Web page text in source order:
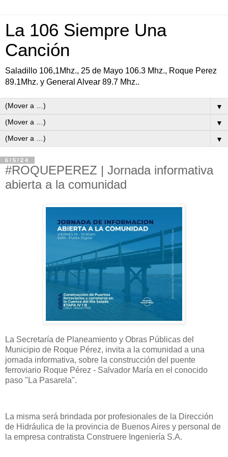
La 106 Siempre Una
Canción
Saladillo 106,1Mhz., 25 de Mayo 106.3 Mhz., Roque Perez
89.1Mhz. y General Alvear 89.7 Mhz..
▼
▼
▼
6/5/24
#ROQUEPEREZ | Jornada informativa
abierta a la comunidad
La Secretaría de Planeamiento y Obras Públicas del
Municipio de Roque Pérez, invita a la comunidad a una
jornada informativa, sobre la construcción del puente
ferroviario Roque Pérez - Salvador María en el conocido
paso "La Pasarela".
La misma será brindada por profesionales de la Dirección
de Hidráulica de la provincia de Buenos Aires y personal de
la empresa contratista Construere Ingeniería S.A.